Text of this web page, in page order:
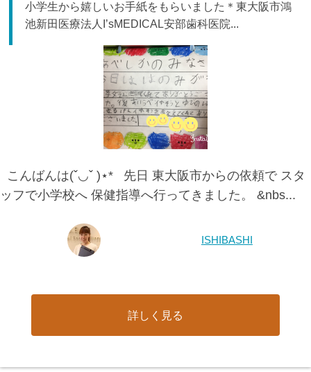
小学生から嬉しいお手紙をもらいました＊東大阪市鴻
池新田医療法人I’sMEDICAL安部歯科医院...
こんばんは(ˇ◡ˇ )⋆* 先日 東大阪市からの依頼で スタ
ッフで小学校へ 保健指導へ行ってきました。 &nbs...
ISHIBASHI
詳しく見る